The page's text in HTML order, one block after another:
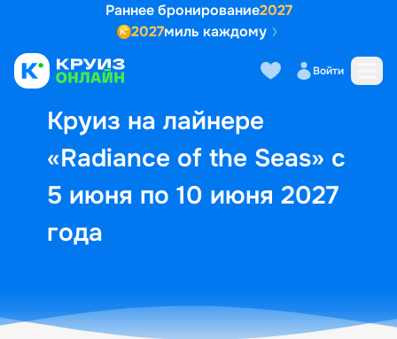
Раннее бронирование2027
2027миль каждому
Войти
Круиз на лайнере
«Radiance of the Seas» с
5 июня по 10 июня 2027
года
Выбор кают Маршрут и